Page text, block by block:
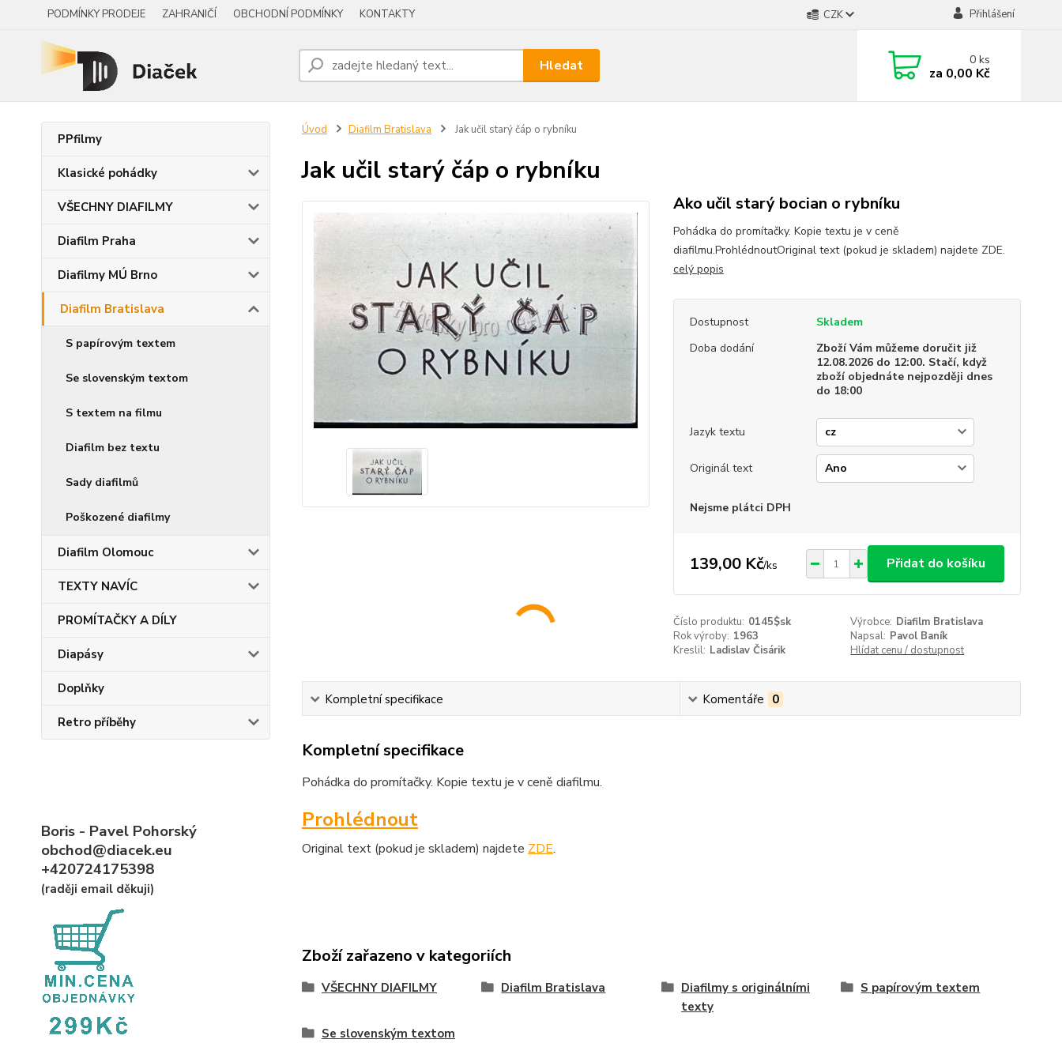
PODMÍNKY PRODEJE ZAHRANIČÍ OBCHODNÍ PODMÍNKY KONTAKTY CZK Přihlášení
Hledat 0ks
za 0,00 Kč
PPfilmy
Klasické pohádky
VŠECHNY DIAFILMY
Diafilm Praha
Diafilmy MÚ Brno
Diafilm Bratislava
S papírovým textem
Se slovenským textom
S textem na filmu
Diafilm bez textu
Sady diafilmů
Poškozené diafilmy
Diafilm Olomouc
TEXTY NAVÍC
PROMÍTAČKY A DÍLY
Diapásy
Doplňky
Retro příběhy
Boris - Pavel Pohorský
obchod@diacek.eu
+420724175398
(raději email děkuji)
Úvod Diafilm Bratislava Jak učil starý čáp o rybníku
Jak učil starý čáp o rybníku
Ako učil starý bocian o rybníku
Pohádka do promítačky. Kopie textu je v ceně
diafilmu.ProhlédnoutOriginal text (pokud je skladem) najdete ZDE.
celý popis
Dostupnost
Skladem
Doba dodání
Zboží Vám můžeme doručit již
12.08.2026 do 12:00. Stačí, když
zboží objednáte nejpozději dnes
do 18:00
Jazyk textu
Originál text
Nejsme plátci DPH
139,00 Kč/ks Přidat do košíku
Číslo produktu: 0145$sk Výrobce: Diafilm Bratislava
Rok výroby: 1963 Napsal: Pavol Baník
Kreslil: Ladislav Čisárik Hlídat cenu / dostupnost
Kompletní specifikace Komentáře 0
Kompletní specifikace
Pohádka do promítačky. Kopie textu je v ceně diafilmu.
Prohlédnout
Original text (pokud je skladem) najdete ZDE.
Zboží zařazeno v kategoriích
VŠECHNY DIAFILMY Diafilm Bratislava
Diafilmy s originálními
texty
S papírovým textem
Se slovenským textom